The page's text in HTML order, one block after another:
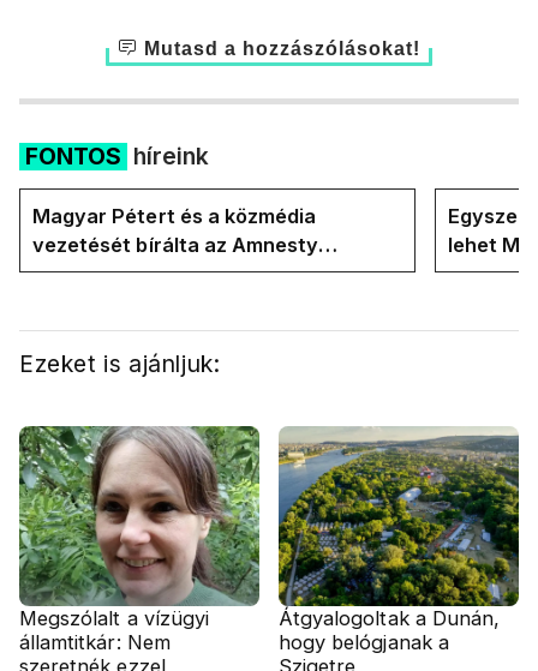
Mutasd a hozzászólásokat!
FONTOS híreink
Magyar Pétert és a közmédia
vezetését bírálta az Amnesty
International a Klubrádióban
lehet
Ezeket is ajánljuk:
Megszólalt a vízügyi
államtitkár: Nem
szeretnék ezzel
Átgyalogoltak a Dunán,
hogy belógjanak a
Szigetre